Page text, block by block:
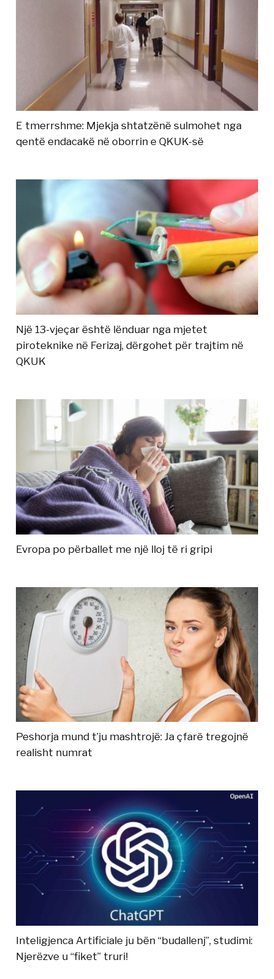
E tmerrshme: Mjekja shtatzënë sulmohet nga
qentë endacakë në oborrin e QKUK-së
Një 13-vjeçar është lënduar nga mjetet
piroteknike në Ferizaj, dërgohet për trajtim në
QKUK
Evropa po përballet me një lloj të ri gripi
Peshorja mund t’ju mashtrojë: Ja çfarë tregojnë
realisht numrat
Inteligjenca Artificiale ju bën “budallenj”, studimi:
Njerëzve u “fiket” truri!